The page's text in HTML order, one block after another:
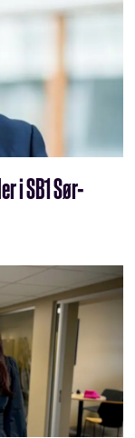
i SB1 Sør-